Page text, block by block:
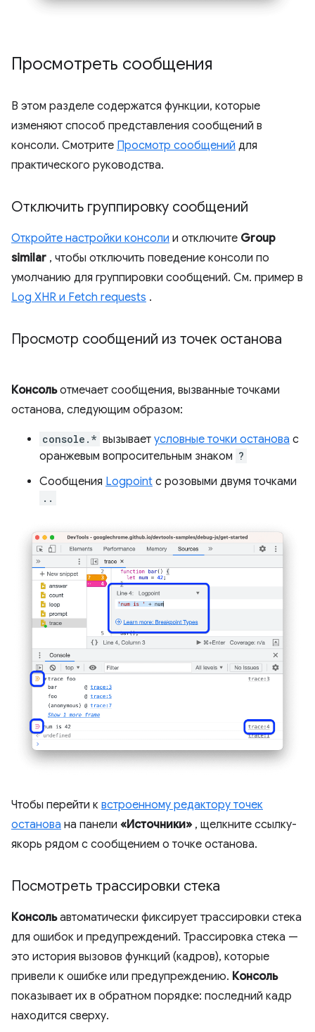
Просмотреть сообщения
В этом разделе содержатся функции, которые
изменяют способ представления сообщений в
консоли. Смотрите Просмотр сообщений для
практического руководства.
Отключить группировку сообщений
Откройте настройки консоли и отключите Group
similar , чтобы отключить поведение консоли по
умолчанию для группировки сообщений. См. пример в
Log XHR и Fetch requests .
Просмотр сообщений из точек останова
Консольотмечает сообщения, вызванные точками
останова, следующим образом:
console.* вызывает условные точки останова с
оранжевым вопросительным знаком ?
Сообщения Logpoint с розовыми двумя точками
..
Чтобы перейти к встроенному редактору точек
останова на панели «Источники» , щелкните ссылку-
якорь рядом с сообщением о точке останова.
Посмотреть трассировки стека
Консольавтоматически фиксирует трассировки стека
для ошибок и предупреждений. Трассировка стека —
это история вызовов функций (кадров), которые
привели к ошибке или предупреждению. Консоль
показывает их в обратном порядке: последний кадр
находится сверху.